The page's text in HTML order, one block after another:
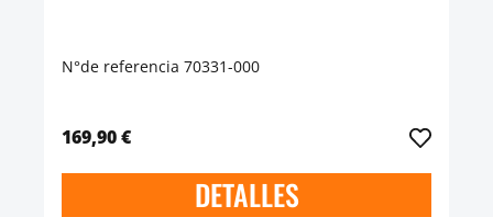
N°de referencia 70331-000
169,90 €
DETALLES